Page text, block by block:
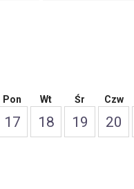
Pon
17
Wt
18
Śr
19
Czw
20